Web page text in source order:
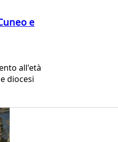
e
all'età
diocesi